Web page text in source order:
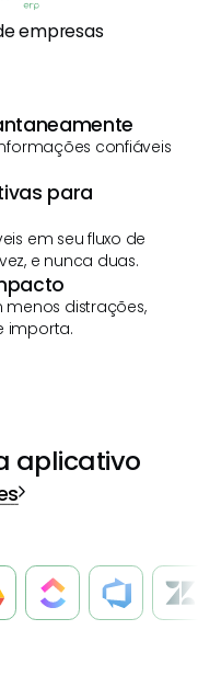
empresas
confiáveis
para
em seu fluxo de
e nunca duas.
distrações,
importa.
aplicativo